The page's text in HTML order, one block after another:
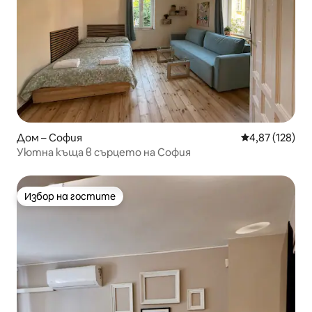
Дом – София Средна
4,87 (128)
Уютна къща в сърцето на София
Избор на гостите
Избор на гостите